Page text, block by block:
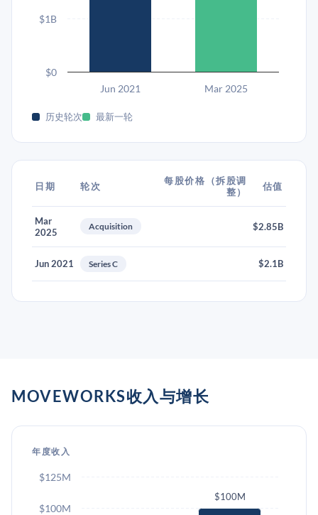
Jun 2021 Mar 2025
$0
$1B
历史轮次 最新一轮
日期 轮次
每股价格（拆股调
整）
估值
Mar
2025
Acquisition $2.85B
Jun 2021 Series C $2.1B
MOVEWORKS收入与增长
年度收入
$100M
$100M
$125M